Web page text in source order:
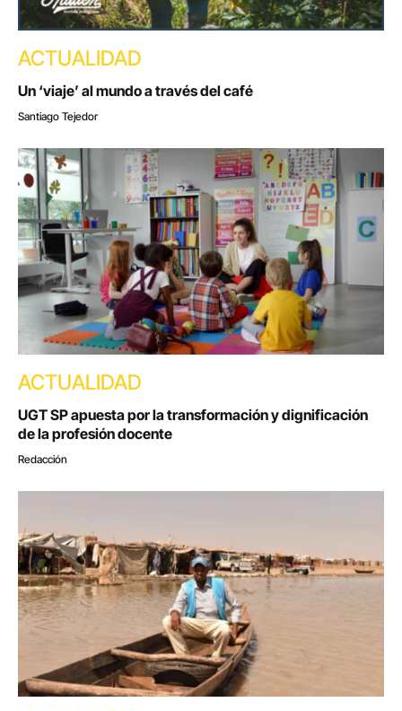
ACTUALIDAD
Un ‘viaje’ al mundo a través del café
Santiago Tejedor
ACTUALIDAD
UGT SP apuesta por la transformación y dignificación
de la profesión docente
Redacción